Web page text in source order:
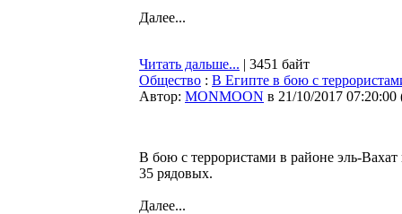
Далее...
Читать дальше... | 3451 байт
Общество : В Египте в бою с
Автор: MONMOON в 21/10/2017 07:20:00
В бою с террористами в районе эль-
35 рядовых.
Далее...